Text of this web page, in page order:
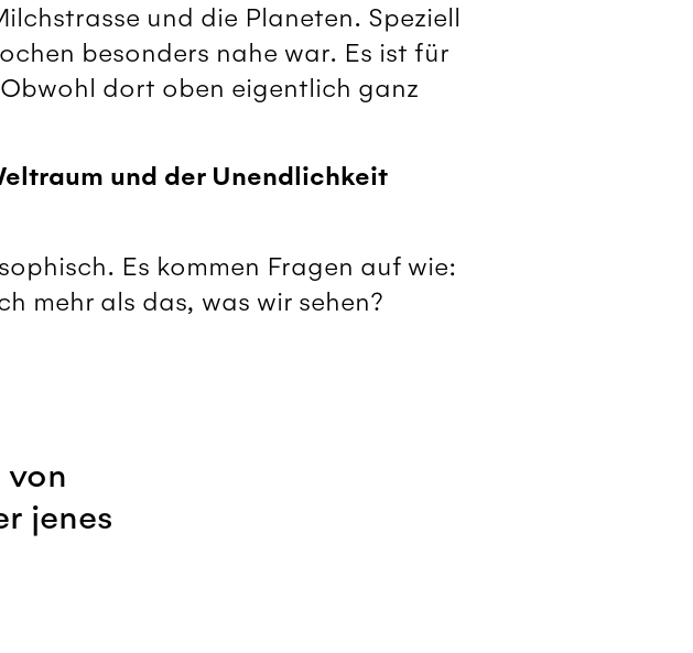
und die Planeten. Speziell
besonders nahe war. Es ist für
dort oben eigentlich ganz
und der Unendlichkeit
Es kommen Fragen auf wie:
mehr als das, was wir sehen?
jenes